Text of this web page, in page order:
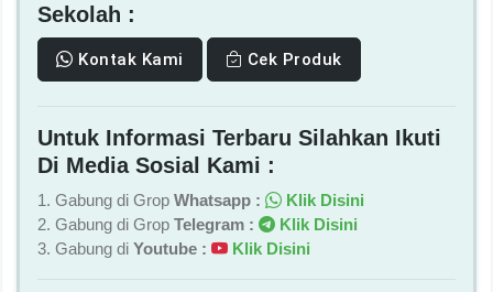
Sekolah :
Kontak Kami Cek Produk
Untuk Informasi Terbaru Silahkan Ikuti
Di Media Sosial Kami :
1. Gabung di Grop Whatsapp :
Klik Disini
2. Gabung di Grop Telegram :
Klik Disini
3. Gabung di Youtube : Klik Disini